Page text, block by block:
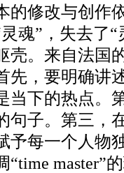
的修改与创作
魂”，失去了
壳。来自法国
先，要明确讲
当下的热点。
句子。第三，
予每一个人物
master”